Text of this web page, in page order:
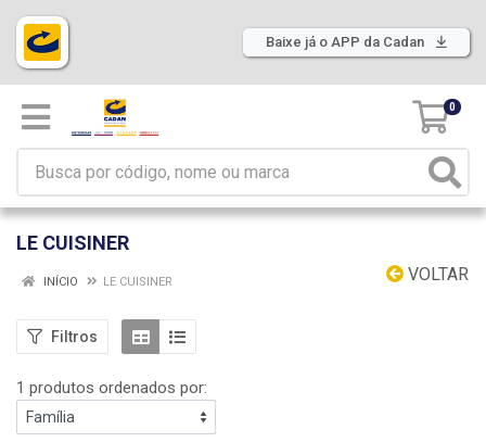
Baixe já o APP da Cadan
0
LE CUISINER
VOLTAR
INÍCIO LE CUISINER
Filtros
1 produtos ordenados por: